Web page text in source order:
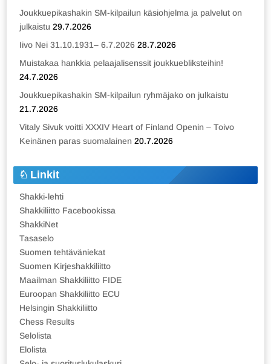
Joukkuepikashakin SM-kilpailun käsiohjelma ja palvelut on
julkaistu 29.7.2026
Iivo Nei 31.10.1931– 6.7.2026 28.7.2026
Muistakaa hankkia pelaajalisenssit joukkuebliksteihin!
24.7.2026
Joukkuepikashakin SM-kilpailun ryhmäjako on julkaistu
21.7.2026
Vitaly Sivuk voitti XXXIV Heart of Finland Openin – Toivo
Keinänen paras suomalainen 20.7.2026
Linkit
Shakki-lehti
Shakkiliitto Facebookissa
ShakkiNet
Tasaselo
Suomen tehtäväniekat
Suomen Kirjeshakkiliitto
Maailman Shakkiliitto FIDE
Euroopan Shakkiliitto ECU
Helsingin Shakkiliitto
Chess Results
Selolista
Elolista